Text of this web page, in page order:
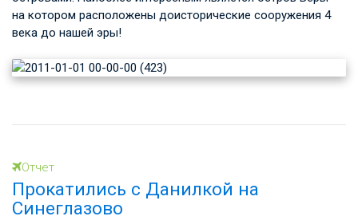
на котором расположены доисторические сооружения 4
века до нашей эры!
Отчет
Прокатились с Данилкой на
Синеглазово